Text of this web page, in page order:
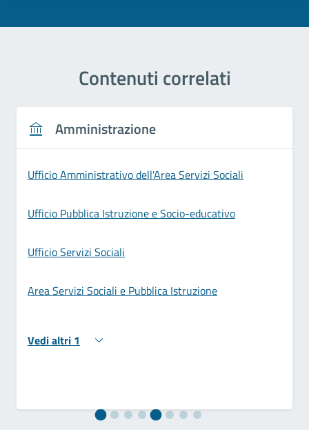
Contenuti correlati
Amministrazione
Ufficio Amministrativo dell'Area Servizi Sociali
Ufficio Pubblica Istruzione e Socio-educativo
Ufficio Servizi Sociali
Area Servizi Sociali e Pubblica Istruzione
Vedi altri 1